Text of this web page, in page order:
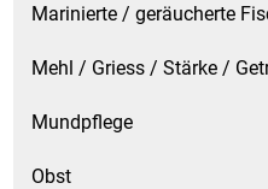
Marinierte / geräucherte
Mehl / Griess / Stärke /
Mundpflege
Obst